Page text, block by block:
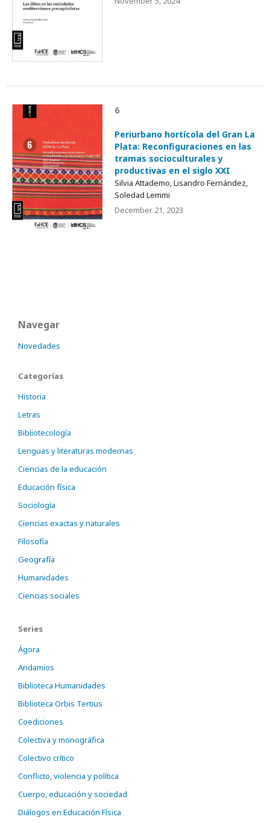
6
Periurbano hortícola del Gran La
Plata: Reconfiguraciones en las
tramas socioculturales y
productivas en el siglo XXI
Silvia Attademo, Lisandro Fernández,
Soledad Lemmi
December 21, 2023
Navegar
Novedades
Categorías
Historia
Letras
Bibliotecología
Lenguas y literaturas modernas
Ciencias de la educación
Educación física
Sociología
Ciencias exactas y naturales
Filosofía
Geografía
Humanidades
Ciencias sociales
Series
Ágora
Andamios
Biblioteca Humanidades
Biblioteca Orbis Tertius
Coediciones
Colectiva y monográfica
Colectivo crítico
Conflicto, violencia y política
Cuerpo, educación y sociedad
Diálogos en Educación Física